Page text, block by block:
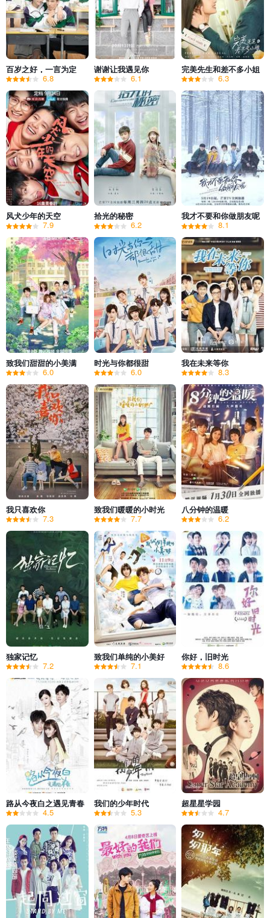
百岁之好，一言为定
6.8
谢谢让我遇见你
6.1
完美先生和差不多小姐
6.3
风犬少年的天空
7.9
拾光的秘密
6.2
我才不要和你做朋友呢
8.1
致我们甜甜的小美满
6.0
时光与你都很甜
6.0
我在未来等你
8.3
我只喜欢你
7.3
致我们暖暖的小时光
7.7
八分钟的温暖
6.2
独家记忆
7.2
致我们单纯的小美好
7.1
你好，旧时光
8.6
路从今夜白之遇见青春
4.5
我们的少年时代
5.3
超星星学园
4.7